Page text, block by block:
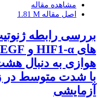
مشاهده مقاله
اصل مقاله 1.81 M
بررسی رابطه
هوازی به دنبال
با شدت متوسط در
آزمایشی